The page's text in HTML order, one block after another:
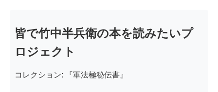
皆で竹中半兵衛の本を読みたいプ
ロジェクト
コレクション: 『軍法極秘伝書』